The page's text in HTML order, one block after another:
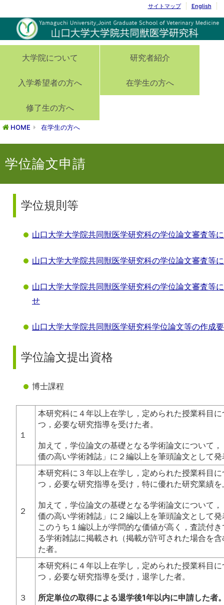
サイトマップ English
大学院について 研究者紹介
入学希望者の方へ 在学生の方へ
修了生の方へ
HOME 在学生の方へ
学位論文申請
学位規則等
山口大学大学院共同獣医学研究科の学位論文審査等
山口大学大学院共同獣医学研究科の学位論文審査等
山口大学大学院共同獣医学研究科の学位論文審査等
せ
山口大学大学院共同獣医学研究科学位論文等の作成
学位論文提出資格
博士課程
１
本研究科に４年以上在学し，定められた授業科目
つ，必要な研究指導を受けた者。
加えて，学位論文の基礎となる学術論文について
価の高い学術雑誌」に２編以上を筆頭論文として
２
本研究科に３年以上在学し，定められた授業科目
つ，必要な研究指導を受け，特に優れた研究業績
加えて，学位論文の基礎となる学術論文について
価の高い学術雑誌」に２編以上を筆頭論文として
このうち１編以上が学問的な価値が高く，査読付
る学術雑誌に掲載され（掲載が許可された場合を
た者。
３
本研究科に４年以上在学し，定められた授業科目
つ，必要な研究指導を受け，退学した者。
所定単位の取得による退学後1年以内に申請した者